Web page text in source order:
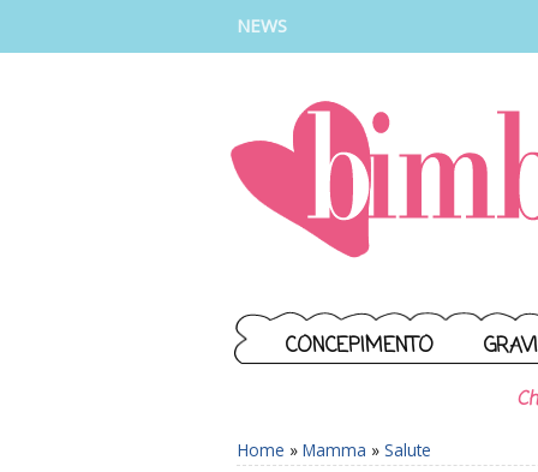
NEWS
CONCEPIMENTO
Home » Mamma » Salute